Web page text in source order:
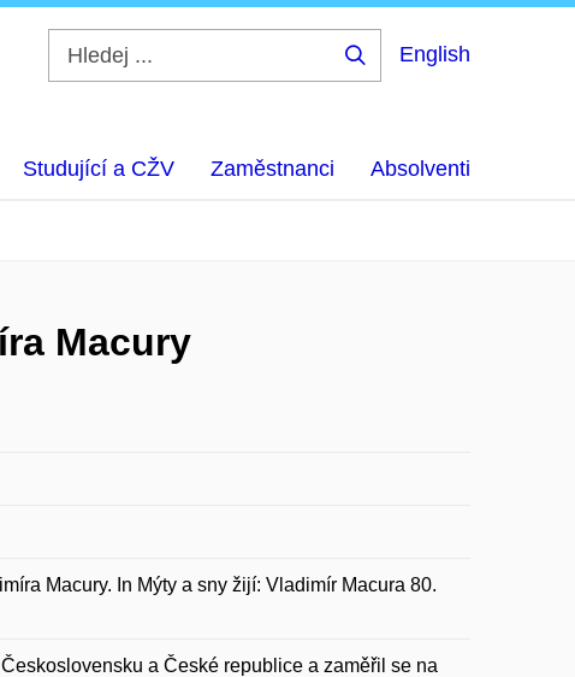
English
Studující a CŽV Zaměstnanci Absolventi
Macury
Macury. In Mýty a sny žijí: Vladimír Macura 80.
a České republice a zaměřil se na